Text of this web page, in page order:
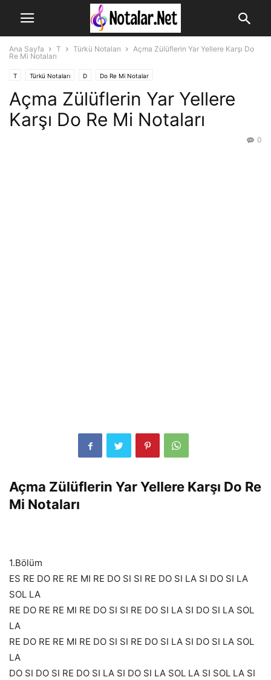
Ana Sayfa T Türkü Notaları
Açma Zülüflerin Yar Yellere Karşı Do
Re Mi Notaları
T Türkü Notaları D Do Re Mi Notalar
Açma Zülüflerin Yar Yellere
Karşı Do Re Mi Notaları
0
Açma Zülüflerin Yar Yellere Karşı Do Re
Mi Notaları
1.Bölüm
ES RE DO RE RE MI RE DO SI SI RE DO SI LA SI DO SI LA
SOL LA
RE DO RE RE MI RE DO SI SI RE DO SI LA SI DO SI LA SOL
LA
RE DO RE RE MI RE DO SI SI RE DO SI LA SI DO SI LA SOL
LA
DO SI DO SI RE DO SI LA SI DO SI LA SOL LA SI SOL LA SI